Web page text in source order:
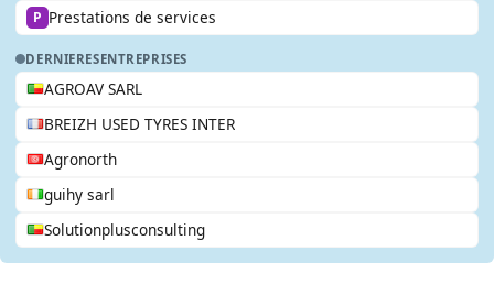
P Prestations de services
DERNIERESENTREPRISES
AGROAV SARL
BREIZH USED TYRES INTER
Agronorth
guihy sarl
Solutionplusconsulting